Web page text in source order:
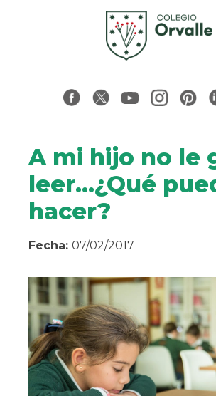
A mi hijo no le
leer…¿Qué
hacer?
Fecha: 07/02/2017